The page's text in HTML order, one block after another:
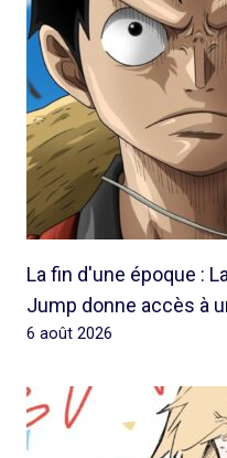
La fin d'une époque :
Jump donne accès à
6 août 2026